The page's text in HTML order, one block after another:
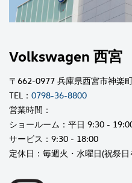
Volkswagen 西宮
〒662-0977 兵庫県西宮市神楽
TEL： 0798-36-8800
営業時間：
ショールーム：平日 9:30 -
サービス：9:30 - 18:00
定休日：毎週火・水曜日(祝祭日